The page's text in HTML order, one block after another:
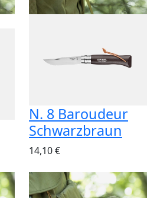
N. 8 Baroudeur
Schwarzbraun
14,10 €